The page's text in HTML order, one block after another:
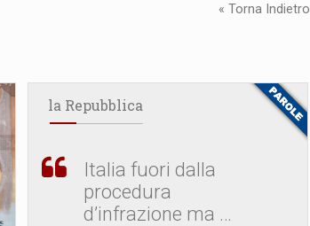
« Torna Indietro
la Repubblica
Italia fuori dalla
procedura
d’infrazione ma …